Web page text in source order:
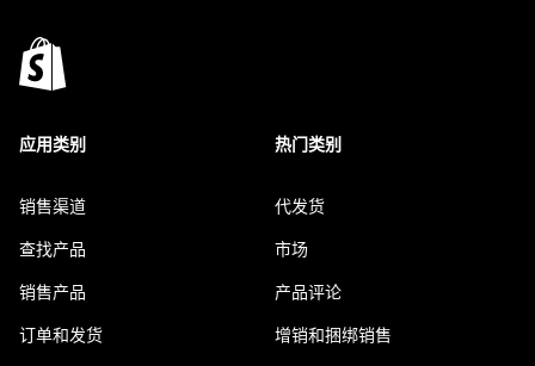
应用类别
销售渠道
查找产品
销售产品
订单和发货
热门类别
代发货
市场
产品评论
增销和捆绑销售